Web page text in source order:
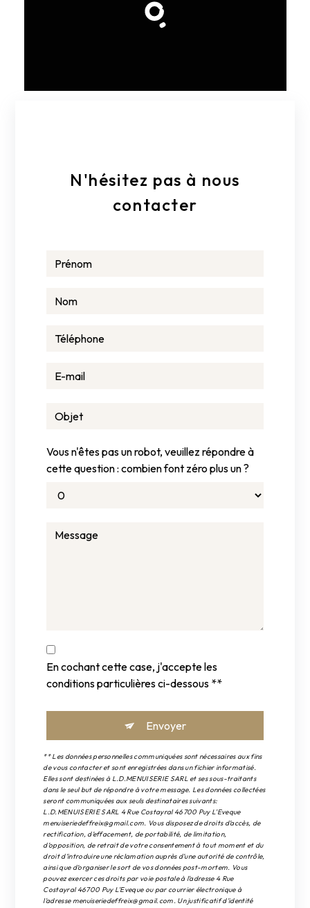
N'hésitez pas à nous
contacter
Vous n'êtes pas un robot, veuillez répondre à
cette question : combien font zéro plus un ?
En cochant cette case, j'accepte les
conditions particulières ci-dessous **
Envoyer
** Les données personnelles communiquées sont nécessaires aux fins
de vous contacter et sont enregistrées dans un fichier informatisé.
Elles sont destinées à L.D.MENUISERIE SARL et ses sous-traitants
dans le seul but de répondre à votre message. Les données collectées
seront communiquées aux seuls destinataires suivants:
L.D.MENUISERIE SARL 4 Rue Costayral 46700 Puy L'Eveque
menuiseriedeffreix@gmail.com. Vous disposez de droits d’accès, de
rectification, d’effacement, de portabilité, de limitation,
d’opposition, de retrait de votre consentement à tout moment et du
droit d’introduire une réclamation auprès d’une autorité de contrôle,
ainsi que d’organiser le sort de vos données post-mortem. Vous
pouvez exercer ces droits par voie postale à l'adresse 4 Rue
Costayral 46700 Puy L'Eveque ou par courrier électronique à
l'adresse menuiseriedeffreix@gmail.com. Un justificatif d'identité